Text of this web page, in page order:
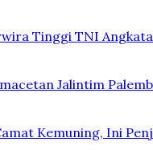
Tinggi TNI
Jalintim
Kemuning, Ini